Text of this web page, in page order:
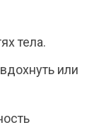
тела.
или